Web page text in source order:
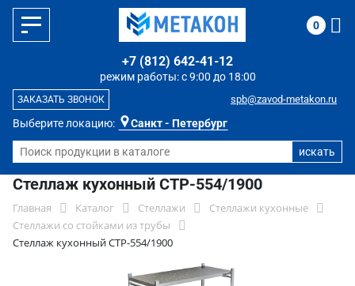
Выберите локацию: Санкт - Петербург
режим работы: с 9:00 до 18:00
+7 (812) 642-41-12
spb@zavod-metakon.ru
ЗАКАЗАТЬ ЗВОНОК
0
Стеллаж кухонный СТР-554/1900
Главная Каталог Стеллажи
Стеллажи кухонные
Стеллажи со стойками из трубы
Стеллаж кухонный СТР-554/1900